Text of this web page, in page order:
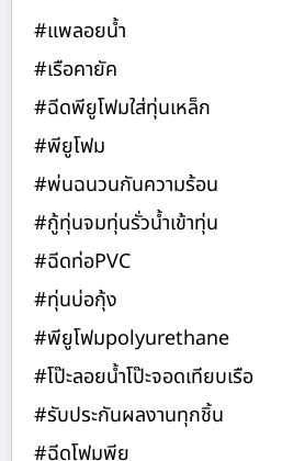
#แพลอยน้ำ
#เรือคายัค
#ฉีดพียูโฟมใส่ทุ่นเหล็ก
#พียูโฟม
#พ่นฉนวนกันความร้อน
#กู้ทุ่นจมทุ่นรั่วน้ำเข้าทุ่น
#ฉีดท่อPVC
#ทุ่นบ่อกุ้ง
#พียูโฟมpolyurethane
#โป๊ะลอยน้ำโป๊ะจอดเทียบเรือ
#รับประกันผลงานทุกชิ้น
#ฉีดโฟมพียู